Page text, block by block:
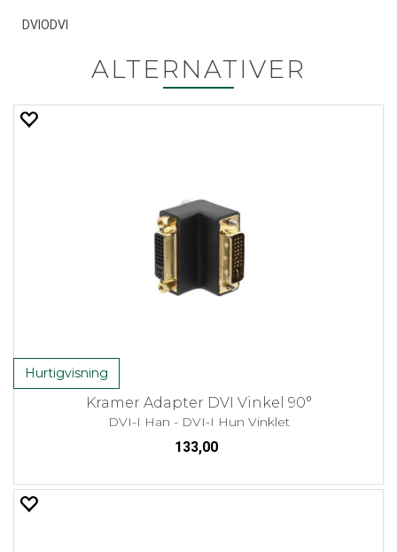
DVIODVI
ALTERNATIVER
Hurtigvisning
Kramer Adapter DVI Vinkel 90°
DVI-I Han - DVI-I Hun Vinklet
133,00